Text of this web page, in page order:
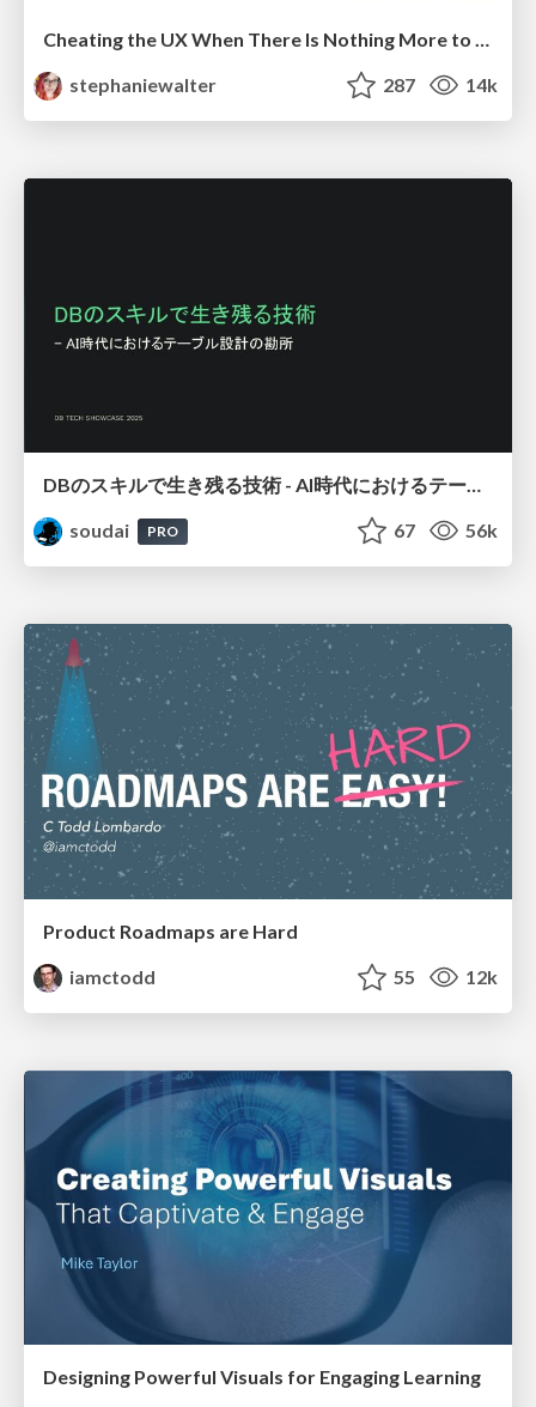
Cheating the UX When There Is Nothing More to Optimize - PixelPioneers
stephaniewalter
287 14k
DBのスキルで生き残る技術 - AI時代におけるテーブル設計の勘所
soudai
PRO 67 56k
Product Roadmaps are Hard
iamctodd
55 12k
Designing Powerful Visuals for Engaging Learning